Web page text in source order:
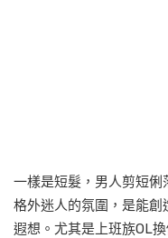
一樣是短髮，男人剪短
格外迷人的氛圍，是能
遐想。尤其是上班族OL